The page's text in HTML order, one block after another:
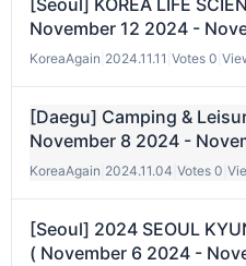
[Seoul] KOREA LIFE
November 12 2024 -
KoreaAgain 2024.11.11 Votes 0
[Daegu] Camping &
November 8 2024 -
KoreaAgain 2024.11.04 Votes 0
[Seoul] 2024 SEOUL
( November 6 2024 -